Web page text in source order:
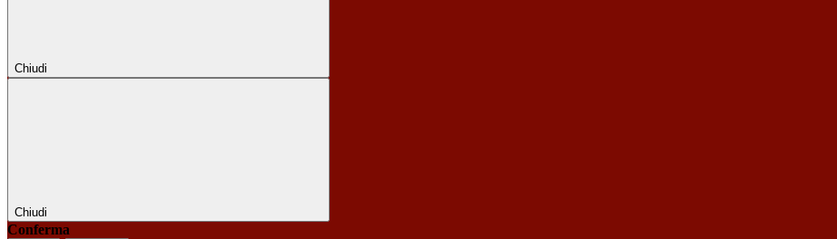
Chiudi
Chiudi
Conferma